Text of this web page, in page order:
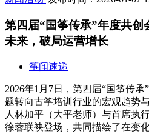
第四届“国筝传承”年度共创
未来，破局运营增长
筝闻速递
2026年1月7日，第四届“国筝传
题转向古筝培训行业的宏观趋势
人林加平（大平老师）与首席执
徐蓉联袂登场，共同描绘了在变